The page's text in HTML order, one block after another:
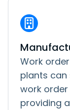
Work
plants
work
providing